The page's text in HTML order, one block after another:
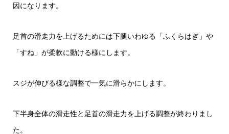
因になります。
足首の滑走力を上げるためには下腿いわゆる「ふくらはぎ」や
「すね」が柔軟に動ける様にします。
スジが伸びる様な調整で一気に滑らかにします。
下半身全体の滑走性と足首の滑走力を上げる調整が終わりまし
た。